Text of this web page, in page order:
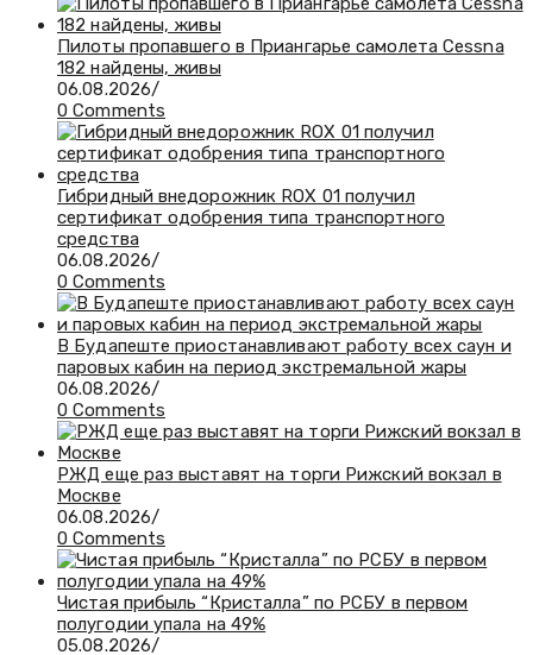
Пилоты пропавшего в Приангарье самолета Cessna
182 найдены, живы
06.08.2026/
0 Comments
Гибридный внедорожник ROX 01 получил
сертификат одобрения типа транспортного
средства
06.08.2026/
0 Comments
В Будапеште приостанавливают работу всех саун и
паровых кабин на период экстремальной жары
06.08.2026/
0 Comments
РЖД еще раз выставят на торги Рижский вокзал в
Москве
06.08.2026/
0 Comments
Чистая прибыль “Кристалла” по РСБУ в первом
полугодии упала на 49%
05.08.2026/